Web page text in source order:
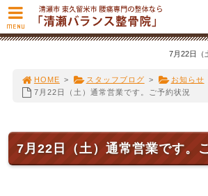
7月22日（
HOME > スタッフブログ > お知らせ
7月22日（土）通常営業です。ご予約状況
7月22日（土）通常営業です。
MENU